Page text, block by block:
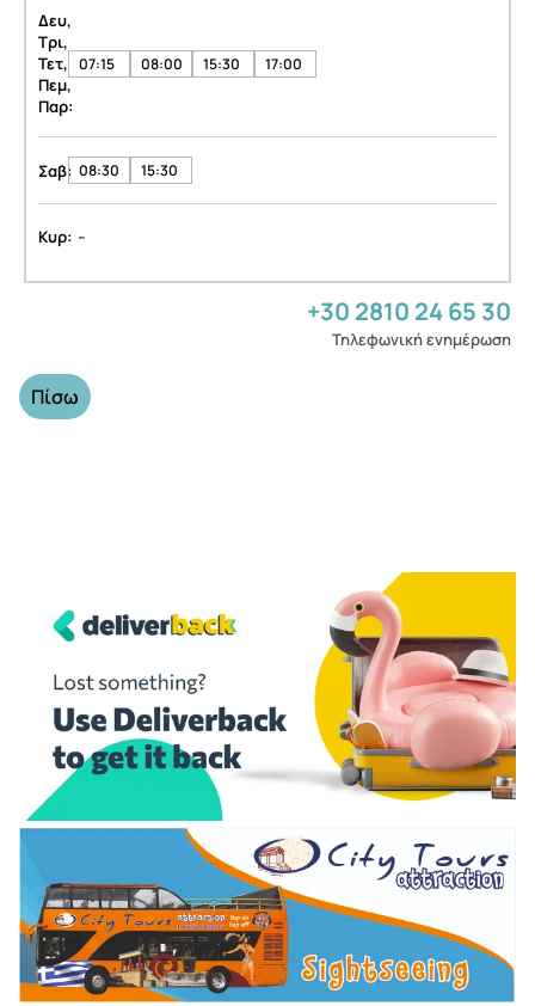
Δευ,
Τρι,
Τετ,
Πεμ,
Παρ:
07:15 08:00 15:30 17:00
Σαβ: 08:30 15:30
Κυρ: -
+30 2810 24 65 30
Τηλεφωνική ενημέρωση
Πίσω